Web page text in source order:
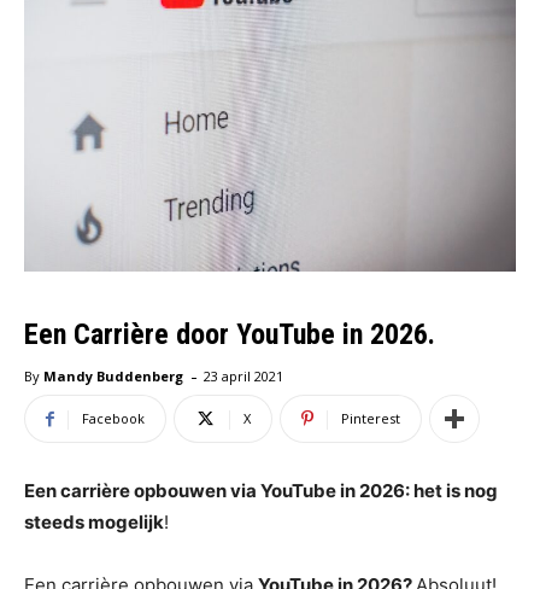
Een Carrière door YouTube in 2026.
By Mandy Buddenberg - 23 april 2021
Facebook X Pinterest
Een carrière opbouwen via YouTube in 2026: het is nog
steeds mogelijk!